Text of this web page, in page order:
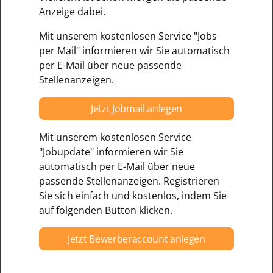
Anzeige dabei.
Mit unserem kostenlosen Service "Jobs
per Mail" informieren wir Sie automatisch
per E-Mail über neue passende
Stellenanzeigen.
Jetzt Jobmail anlegen
Mit unserem kostenlosen Service
"Jobupdate" informieren wir Sie
automatisch per E-Mail über neue
passende Stellenanzeigen. Registrieren
Sie sich einfach und kostenlos, indem Sie
auf folgenden Button klicken.
Jetzt Bewerberaccount anlegen